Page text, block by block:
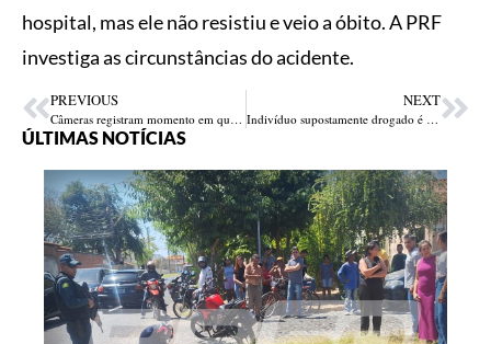
hospital, mas ele não resistiu e veio a óbito. A PRF
investiga as circunstâncias do acidente.
PREVIOUS
Câmeras registram momento em que mulher é morta a tiros no Parque Afonso Gil, zona Sul de Teresina
NEXT
Indivíduo supostamente drogado é preso após agredir mulher na frente do filho no Piauí
ÚLTIMAS NOTÍCIAS